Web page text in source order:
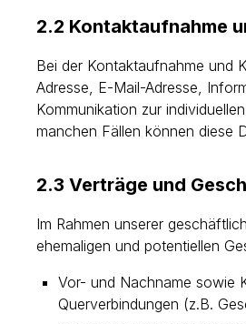
2.2 Kontaktaufnahme
Bei der Kontaktaufnahme und
Adresse, E-Mail-Adresse,
Kommunikation zur
manchen Fällen können diese
2.3 Verträge und
Im Rahmen unserer
ehemaligen und potentiellen
Vor- und Nachname sowie
Querverbindungen (z.B.